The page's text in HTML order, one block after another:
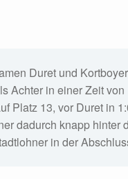
Duret und
Achter in einer Zeit
Platz 13, vor Duret in
dadurch knapp hinter
in der